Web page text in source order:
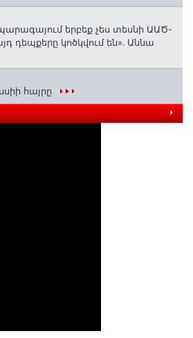
երբեք չես տեսնի ԱԱԾ-
դեպքերը կոծկվում են»․ Աննա
հայրը